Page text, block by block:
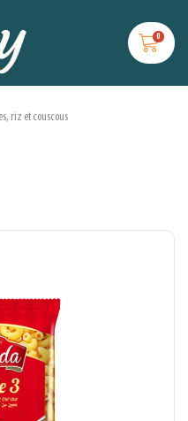
0
riz et couscous